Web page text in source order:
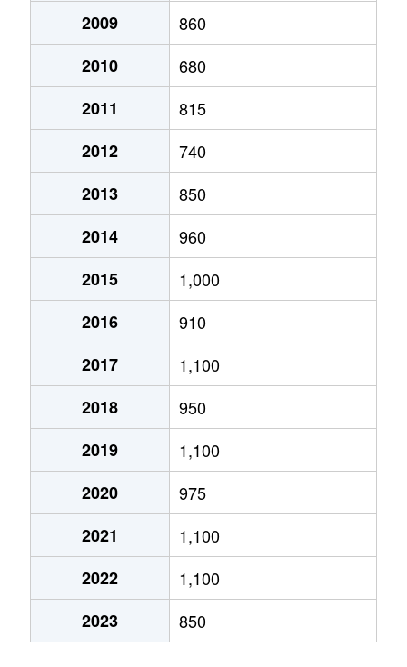
あいの里２条
400万円
あいの里２条
650万円
あいの里２条
550万円
あいの里２条
200万円
あいの里２条
210万円
あいの里２条
320万円
あいの里２条
100万円
あいの里２条
550万円
あいの里２条
1,600万円
あいの里２条
1,500万円
あいの里２条
100万円
あいの里２条
200万円
あいの里２条
850万円
あいの里２条
550万円
あいの里２条
600万円
2009
860
2010
680
2011
815
2012
740
2013
850
2014
960
2015
1,000
2016
910
2017
1,100
2018
950
2019
1,100
2020
975
2021
1,100
2022
1,100
2023
850